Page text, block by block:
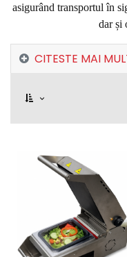
asigurând transportul în
dar și
CITESTE MAI